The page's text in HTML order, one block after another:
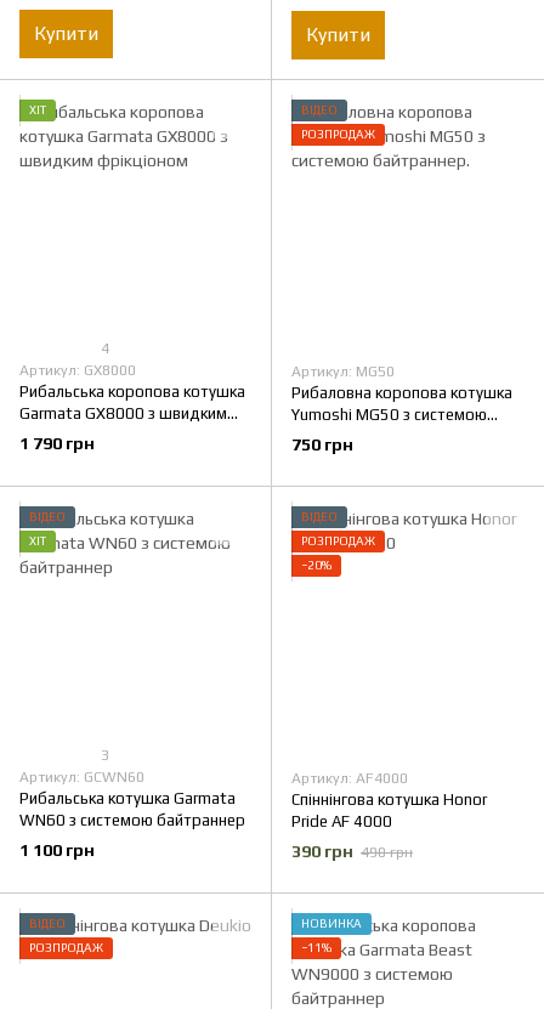
Купити Купити
ХІТ
4
Артикул: GX8000
Рибальська коропова котушка
Garmata GX8000 з швидким
фрікціоном
1 790 грн
ВІДЕО
РОЗПРОДАЖ
Артикул: MG50
Рибаловна коропова котушка
Yumoshi MG50 з системою
байтраннер.
750 грн
ВІДЕО
ХІТ
3
Артикул: GCWN60
Рибальська котушка Garmata
WN60 з системою байтраннер
1 100 грн
ВІДЕО
РОЗПРОДАЖ
−20%
Артикул: AF4000
Спіннінгова котушка Honor
Pride AF 4000
390 грн 490 грн
ВІДЕО
РОЗПРОДАЖ
НОВИНКА
−11%